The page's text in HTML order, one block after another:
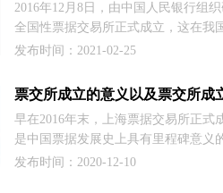
2016年12月8日，由中国人民银行组
全国性票据交易所正式成立，这在我
务发展史上具有重要的里程碑意义，
对我国票据市场的发展产生深远的影
义。同时，票交所的成立为票据市场
面恢复和持续发展创造了“新机遇”，
使银行机构特别是处于探索转型阶段
行的票据业务必须建立“新思维”，适
发布时间：2021-02-25
早在2016年末，上海票据交易所正式
是中国票据发展史上具有里程碑意义
事。票交所的成立更是我国深化金融
发布时间：2020-12-10